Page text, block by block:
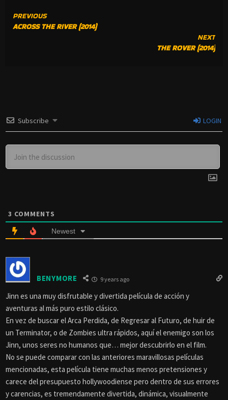
CONTINUE
READING
PREVIOUS
ACROSS THE RIVER (2014)
NEXT
THE ROVER (2014)
Subscribe LOGIN
3 COMMENTS
Newest
BENYMORE 9 years ago
Jinn es una muy disfrutable y divertida película de acción y
aventuras al más puro estilo clásico.
En vez de buscar el Arca Perdida, de Regresar al Futuro, de huir de
un Terminator, o de Zombies ultra rápidos, aquí el enemigo son los
Jinn, unos seres no humanos que… mejor descubrirlo en el film.
No se puede comparar con las anteriores maravillosas películas
mencionadas, esta película tiene muchas menos pretensiones y
carece del presupuesto hollywoodiense pero dentro de sus errores
y carencias, es tremendamente divertida, dinámica, visualmente